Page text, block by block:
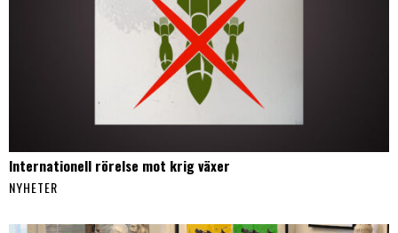
Internationell rörelse mot krig växer
NYHETER